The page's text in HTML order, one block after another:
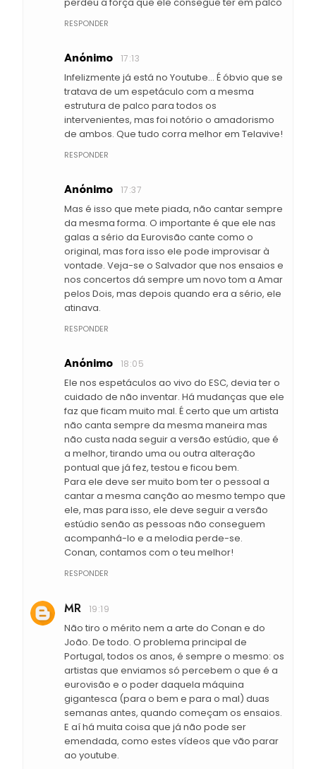
RESPONDER
Anónimo 17:13
Infelizmente já está no Youtube… É óbvio que se
tratava de um espetáculo com a mesma
estrutura de palco para todos os
intervenientes, mas foi notório o amadorismo
de ambos. Que tudo corra melhor em Telavive!
RESPONDER
Anónimo 17:37
Mas é isso que mete piada, não cantar sempre
da mesma forma. O importante é que ele nas
galas a sério da Eurovisão cante como o
original, mas fora isso ele pode improvisar à
vontade. Veja-se o Salvador que nos ensaios e
nos concertos dá sempre um novo tom a Amar
pelos Dois, mas depois quando era a sério, ele
atinava.
RESPONDER
Anónimo 18:05
Ele nos espetáculos ao vivo do ESC, devia ter o
cuidado de não inventar. Há mudanças que ele
faz que ficam muito mal. É certo que um artista
não canta sempre da mesma maneira mas
não custa nada seguir a versão estúdio, que é
a melhor, tirando uma ou outra alteração
pontual que já fez, testou e ficou bem.
Para ele deve ser muito bom ter o pessoal a
cantar a mesma canção ao mesmo tempo que
ele, mas para isso, ele deve seguir a versão
estúdio senão as pessoas não conseguem
acompanhá-lo e a melodia perde-se.
Conan, contamos com o teu melhor!
RESPONDER
MR 19:19
Não tiro o mérito nem a arte do Conan e do
João. De todo. O problema principal de
Portugal, todos os anos, é sempre o mesmo: os
artistas que enviamos só percebem o que é a
eurovisão e o poder daquela máquina
gigantesca (para o bem e para o mal) duas
semanas antes, quando começam os ensaios.
E aí há muita coisa que já não pode ser
emendada, como estes vídeos que vão parar
ao youtube.